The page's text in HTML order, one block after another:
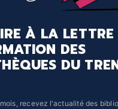
À LA LETTRE
DES
DU
recevez l'actualité des